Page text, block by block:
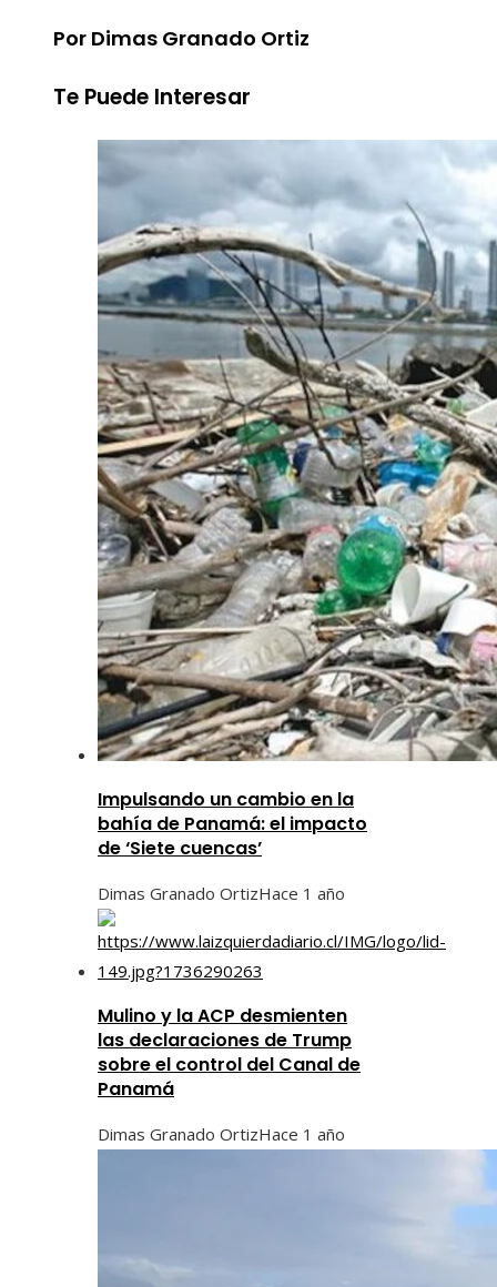
Por Dimas Granado Ortiz
Te Puede Interesar
Impulsando un cambio en la
bahía de Panamá: el impacto
de ‘Siete cuencas’
Dimas Granado OrtizHace 1 año
Mulino y la ACP desmienten
las declaraciones de Trump
sobre el control del Canal de
Panamá
Dimas Granado OrtizHace 1 año